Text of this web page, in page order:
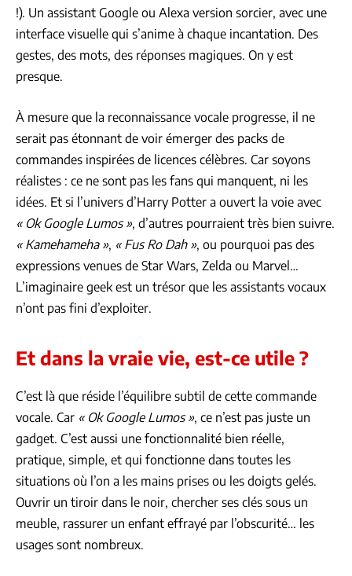
!). Un assistant Google ou Alexa version sorcier, avec une
interface visuelle qui s’anime à chaque incantation. Des
gestes, des mots, des réponses magiques. On y est
presque.
À mesure que la reconnaissance vocale progresse, il ne
serait pas étonnant de voir émerger des packs de
commandes inspirées de licences célèbres. Car soyons
réalistes : ce ne sont pas les fans qui manquent, ni les
idées. Et si l’univers d’Harry Potter a ouvert la voie avec
« Ok Google Lumos », d’autres pourraient très bien suivre.
« Kamehameha », « Fus Ro Dah », ou pourquoi pas des
expressions venues de Star Wars, Zelda ou Marvel…
L’imaginaire geek est un trésor que les assistants vocaux
n’ont pas fini d’exploiter.
Et dans la vraie vie, est-ce utile ?
C’est là que réside l’équilibre subtil de cette commande
vocale. Car « Ok Google Lumos », ce n’est pas juste un
gadget. C’est aussi une fonctionnalité bien réelle,
pratique, simple, et qui fonctionne dans toutes les
situations où l’on a les mains prises ou les doigts gelés.
Ouvrir un tiroir dans le noir, chercher ses clés sous un
meuble, rassurer un enfant effrayé par l’obscurité… les
usages sont nombreux.